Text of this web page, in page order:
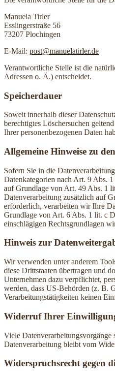
Manuela Tirler
Esslingerstraße 56
73207 Plochingen
E-Mail: post@manuelatirler.de
Verantwortliche Stelle ist die
Adressen o. Ä.) entscheidet.
Speicherdauer
Soweit innerhalb dieser
berechtigtes Löschersuchen
Ihrer personenbezogenen Daten
Allgemeine Hinweise zu
Sofern Sie in die
Datenkategorien nach Art. 9 Abs.
auf Grundlage von Art. 49 Abs. 1
Datenverarbeitung zusätzlich auf
erforderlich, verarbeiten wir Ihre
Grundlage von Art. 6 Abs. 1 lit. c
einschlägigen Rechtsgrundlagen
Hinweis zur
Wir verwenden unter anderem
diese Drittstaaten übertragen und
Unternehmen dazu verpflichtet,
werden, dass US-Behörden (z. B.
Verarbeitungstätigkeiten keinen
Widerruf Ihrer
Viele
Datenverarbeitung bleibt vom
Widerspruchsrecht gegen